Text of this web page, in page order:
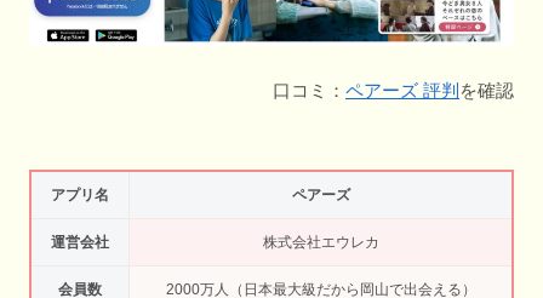
口コミ： ペアーズ 評判 を確認
アプリ名 ペアーズ
運営会社 株式会社エウレカ
会員数 2000万人（日本最大級だから岡山で出会える）